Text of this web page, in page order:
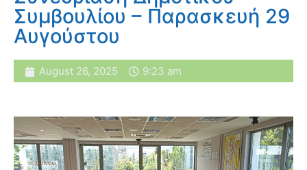
Συμβουλίου – Παρασκευή 29
Αυγούστου
August 26, 2025 9:23 am